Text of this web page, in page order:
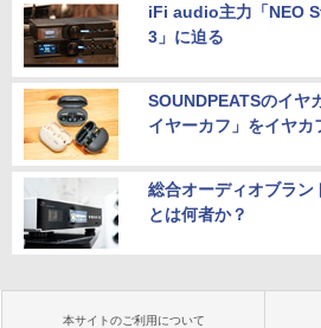
iFi audio主力「NEO
3」に迫る
SOUNDPEATSのイヤ
イヤーカフ」をイヤカ
総合オーディオブラン
とは何者か？
本サイトのご利用について